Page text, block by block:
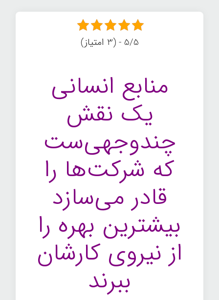
5/5 - (3 امتیاز)
منابع انسانی
یک نقش
چندوجهی‌ست
که شرکت‌ها را
قادر می‌سازد
بیشترین بهره را
از نیروی کارشان
ببرند